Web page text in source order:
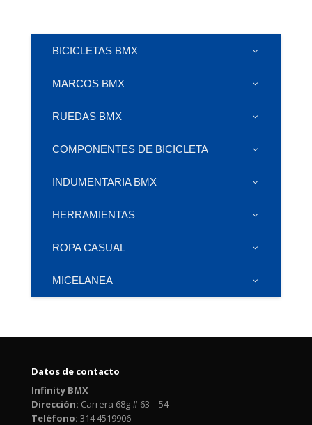
BICICLETAS BMX
MARCOS BMX
RUEDAS BMX
COMPONENTES DE BICICLETA
INDUMENTARIA BMX
HERRAMIENTAS
ROPA CASUAL
MICELANEA
Datos de contacto
Infinity BMX
Dirección: Carrera 68g # 63 – 54
Teléfono: 314 4519906